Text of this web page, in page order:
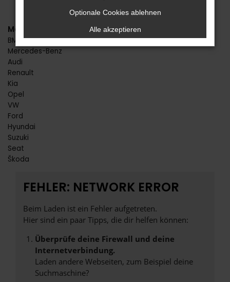
Marken
BMW
Mercedes-Benz
Audi
Renault
Kia
Opel
VW
Ford
Hyundai
Suzuki
Seat
Škoda
FEHLER: NETWORK ERROR
Beim Laden ist ein Fehler aufgetreten.
Hier sind ein paar Tipps, die dir helfen können:
Überprüfe deine Firewall und deine
Internetverbindung.
Laden andere Webseiten, zum Beispiel deine
Suchmaschine?
Optionale Cookies ablehnen
Alle akzeptieren